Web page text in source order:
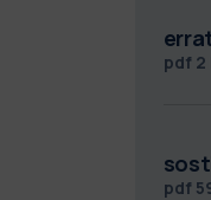
pdf 2
pdf